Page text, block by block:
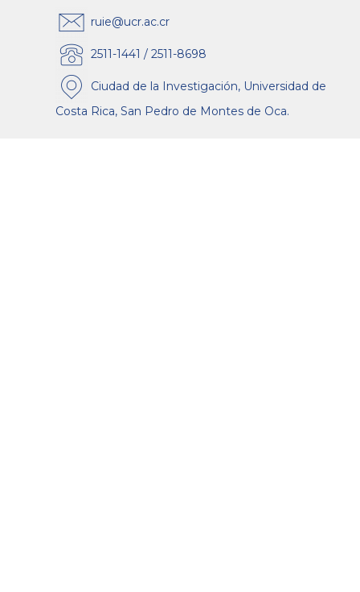
ruie@ucr.ac.cr
2511-1441 / 2511-8698
Ciudad de la Investigación, Universidad de
Costa Rica, San Pedro de Montes de Oca.